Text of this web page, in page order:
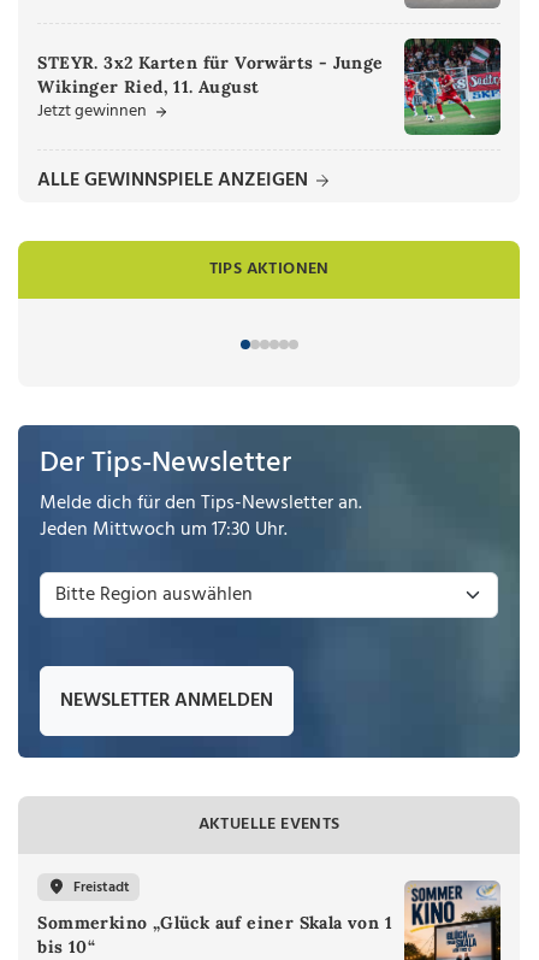
STEYR. 3x2 Karten für Vorwärts - Junge
Wikinger Ried, 11. August
Jetzt gewinnen
ALLE GEWINNSPIELE ANZEIGEN
TIPS AKTIONEN
Der Tips-Newsletter
Melde dich für den Tips-Newsletter an.
Jeden Mittwoch um 17:30 Uhr.
NEWSLETTER ANMELDEN
AKTUELLE EVENTS
Freistadt
Sommerkino „Glück auf einer Skala von 1
bis 10“